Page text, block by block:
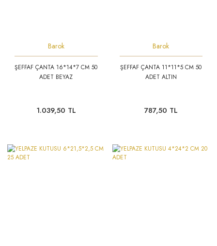
Barok
ŞEFFAF ÇANTA 16*14*7 CM 50
ADET BEYAZ
1.039,50 TL
Barok
ŞEFFAF ÇANTA 11*11*5 CM 50
ADET ALTIN
787,50 TL